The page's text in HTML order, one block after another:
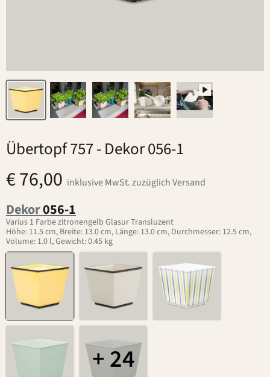
Übertopf 757- Dekor 056-1
€ 76,00 inklusive MwSt. zuzüglich Versand
Dekor056-1
Varius 1 Farbe zitronengelb Glasur Transluzent
Höhe: 11.5 cm, Breite: 13.0 cm, Länge: 13.0 cm, Durchmesser: 12.5 cm,
Volume: 1.0 l, Gewicht: 0.45 kg
+ 24